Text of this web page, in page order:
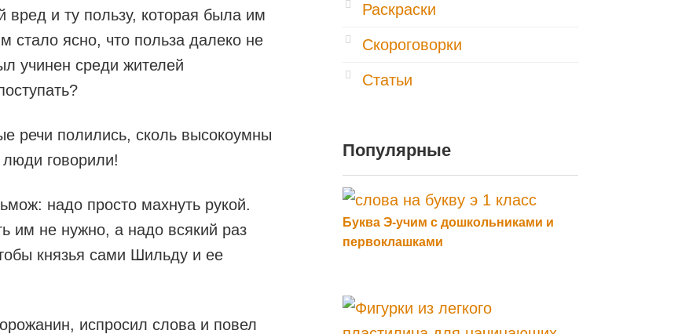
и ту пользу, которая была им
стало ясно, что польза далеко не
учинен среди жителей
речи полились, сколь высокоумны
говорили!
надо просто махнуть рукой.
им не нужно, а надо всякий раз
князья сами Шильду и ее
испросил слова и повел
Раскраски
Скороговорки
Статьи
Популярные
Буква Э-учим с дошкольниками и
первоклашками